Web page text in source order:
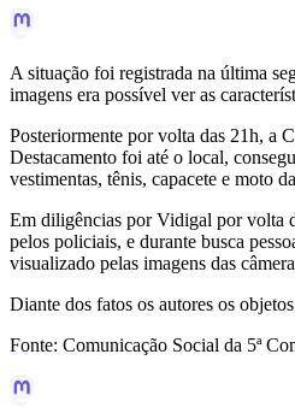
A situação foi registrada na última
imagens era possível ver as
Posteriormente por volta das 21h, a
Destacamento foi até o local,
vestimentas, tênis, capacete e moto
Em diligências por Vidigal por volta
pelos policiais, e durante busca
visualizado pelas imagens das
Diante dos fatos os autores os
Fonte: Comunicação Social da 5ª